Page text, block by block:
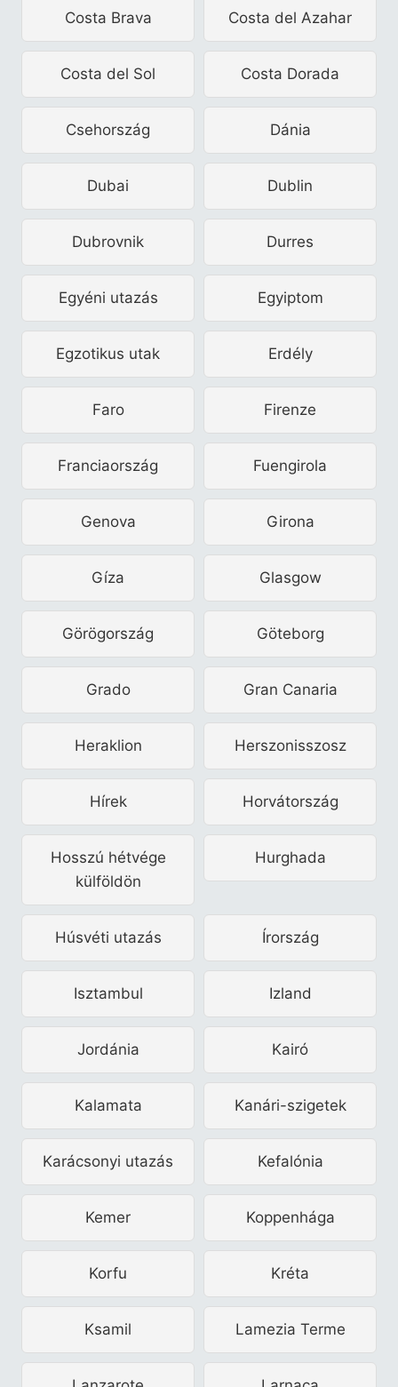
Costa Brava Costa del Azahar
Costa del Sol Costa Dorada
Csehország Dánia
Dubai Dublin
Dubrovnik Durres
Egyéni utazás Egyiptom
Egzotikus utak Erdély
Faro Firenze
Franciaország Fuengirola
Genova Girona
Gíza Glasgow
Görögország Göteborg
Grado Gran Canaria
Heraklion Herszonisszosz
Hírek Horvátország
Hosszú hétvége
külföldön
Hurghada
Húsvéti utazás Írország
Isztambul Izland
Jordánia Kairó
Kalamata Kanári-szigetek
Karácsonyi utazás Kefalónia
Kemer Koppenhága
Korfu Kréta
Ksamil Lamezia Terme